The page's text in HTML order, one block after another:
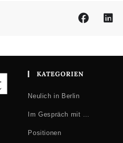
KATEGORIEN
Neulich in Berlin
Im Gespräch mit …
Positionen